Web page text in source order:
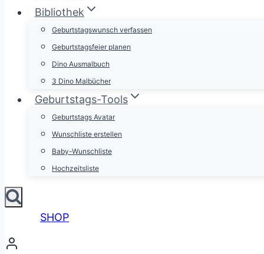
Bibliothek
Geburtstagswunsch verfassen
Geburtstagsfeier planen
Dino Ausmalbuch
3 Dino Malbücher
Geburtstags-Tools
Geburtstags Avatar
Wunschliste erstellen
Baby-Wunschliste
Hochzeitsliste
SHOP